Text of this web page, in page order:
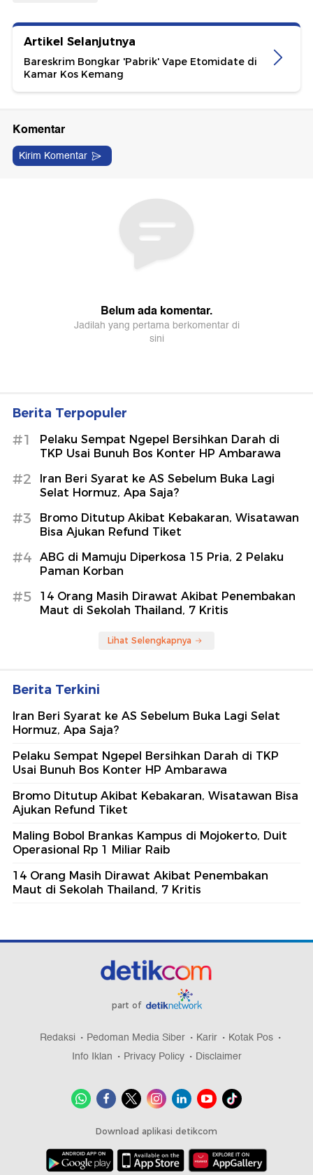
Artikel Selanjutnya
Bareskrim Bongkar 'Pabrik' Vape Etomidate di
Kamar Kos Kemang
Berita Terpopuler
#1
Pelaku Sempat Ngepel Bersihkan Darah di
TKP Usai Bunuh Bos Konter HP Ambarawa
#2
Iran Beri Syarat ke AS Sebelum Buka Lagi
Selat Hormuz, Apa Saja?
#3
Bromo Ditutup Akibat Kebakaran, Wisatawan
Bisa Ajukan Refund Tiket
#4
ABG di Mamuju Diperkosa 15 Pria, 2 Pelaku
Paman Korban
#5
14 Orang Masih Dirawat Akibat Penembakan
Maut di Sekolah Thailand, 7 Kritis
Lihat Selengkapnya
Berita Terkini
Iran Beri Syarat ke AS Sebelum Buka Lagi Selat
Hormuz, Apa Saja?
Pelaku Sempat Ngepel Bersihkan Darah di TKP
Usai Bunuh Bos Konter HP Ambarawa
Bromo Ditutup Akibat Kebakaran, Wisatawan Bisa
Ajukan Refund Tiket
Maling Bobol Brankas Kampus di Mojokerto, Duit
Operasional Rp 1 Miliar Raib
14 Orang Masih Dirawat Akibat Penembakan
Maut di Sekolah Thailand, 7 Kritis
part of
Redaksi Pedoman Media Siber Karir
Kotak Pos
Info Iklan
Privacy Policy Disclaimer
Download aplikasi detikcom